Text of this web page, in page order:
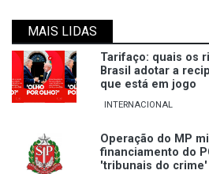
MAIS LIDAS
Tarifaço: quais os
Brasil adotar a
que está em jogo
INTERNACIONAL
Operação do MP
financiamento do
'tribunais do crime'